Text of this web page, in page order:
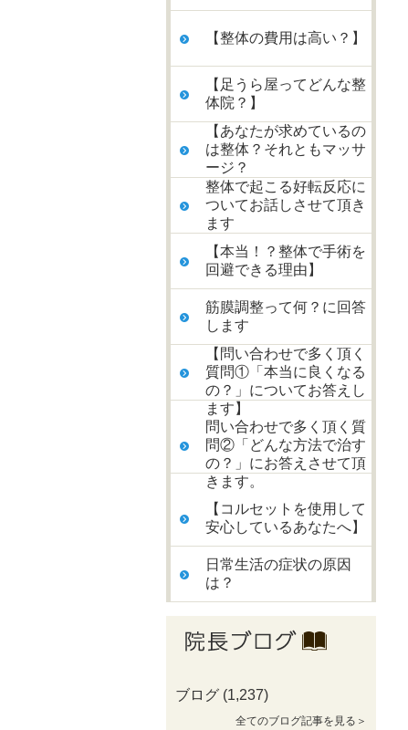
【整体の費用は高い？】
【足うら屋ってどんな整
体院？】
【あなたが求めているの
は整体？それともマッサ
ージ？
整体で起こる好転反応に
ついてお話しさせて頂き
ます
【本当！？整体で手術を
回避できる理由】
筋膜調整って何？に回答
します
【問い合わせで多く頂く
質問①「本当に良くなる
の？」についてお答えし
ます】
問い合わせで多く頂く質
問②「どんな方法で治す
の？」にお答えさせて頂
きます。
【コルセットを使用して
安心しているあなたへ】
日常生活の症状の原因
は？
ブログ (1,237)
全てのブログ記事を見る＞